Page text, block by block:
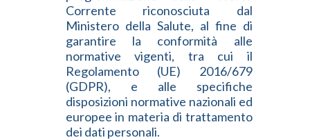
Corrente riconosciuta dal
Ministero della Salute, al fine di
garantire la conformità alle
normative vigenti, tra cui il
Regolamento (UE) 2016/679
(GDPR), e alle specifiche
disposizioni normative nazionali ed
europee in materia di trattamento
dei dati personali.